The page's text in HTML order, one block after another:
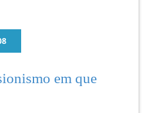
em que